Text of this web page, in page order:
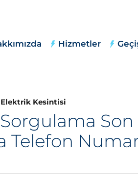
Hizmetler
Kesintisi
Telefon